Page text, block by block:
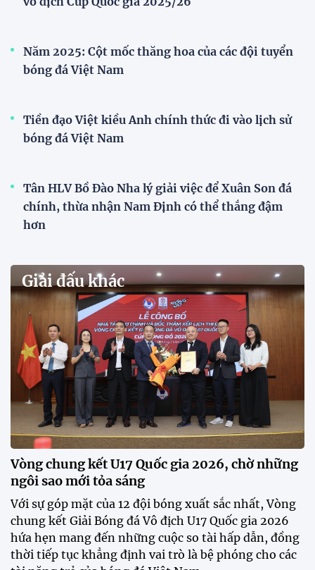
Đội tuyển trẻ
VCK U21 Quốc gia – Cúp FPT Play 2026: Hứa
Quy tụ 12 đội bóng trẻ hàng đầu cả nước, VCK U21
Quốc gia – Cúp FPT Play 2026 hứa hẹn tạo nên cuộc
đua sôi động, đồng thời là bệ phóng cho những
gương mặt triển vọng của bóng đá Việt Nam.
Khai mạc chương trình tuyển sinh, phát hiện tài
năng bóng đá nữ
ĐKVĐ Cúp Quốc gia chiêu mộ sao trẻ của ĐT Việt
Nam
Đình Bắc cùng dàn sao CAHN "thắng lớn" tại
V.League Awards 2026